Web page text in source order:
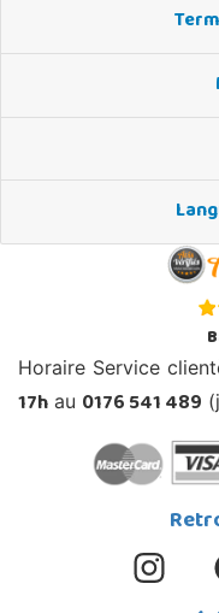
Horaire Service
17h au 0176 541 489